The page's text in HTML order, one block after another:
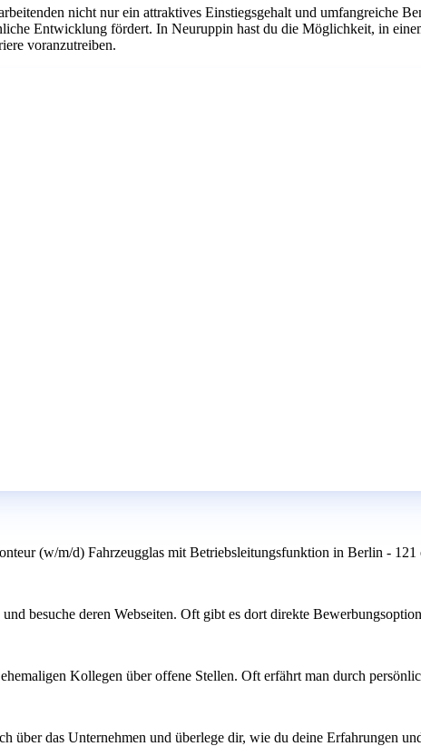
nicht nur ein attraktives Einstiegsgehalt und umfangreiche
Entwicklung fördert. In Neuruppin hast du die Möglichkeit, in
voranzutreiben.
(w/m/d) Fahrzeugglas mit Betriebsleitungsfunktion in Berlin - 121
besuche deren Webseiten. Oft gibt es dort direkte
Kollegen über offene Stellen. Oft erfährt man durch
über das Unternehmen und überlege dir, wie du deine Erfahrungen